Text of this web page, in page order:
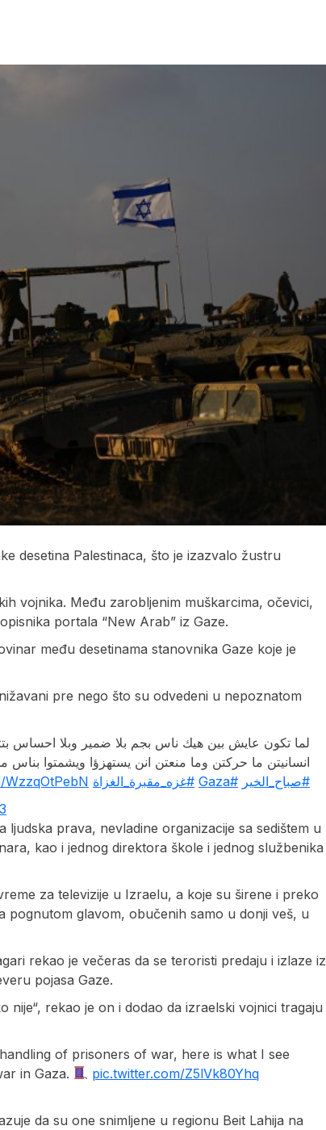
desetina Palestinaca, što je izazvalo žustru
vojnika. Među zarobljenim muškarcima, očevici,
portala “New Arab” iz Gaze.
među desetinama stanovnika Gaze koje je
pre nego što su odvedeni u nepoznatom
لما تكون عايش بين هيك ناس بجم بلا ضمير وبلا احساس
انسانيتن ما حركتن وما منعتن انن يستهزؤا ويشمتوا بناس
#صباح_الخير #Gaza #غزه_مقبرة_الغزاة WzzqOtPebN
prava, nevladine organizacije sa sedištem u
kao i jednog direktora škole i jednog službenika
za televizije u Izraelu, a koje su širene i preko
pognutom glavom, obučenih samo u donji veš, u
rekao je večeras da se teroristi predaju i izlaze iz
pojasa Gaze.
rekao je on i dodao da izraelski vojnici tragaju
of prisoners of war, here is what I see
in Gaza.
pic.twitter.com/Z5lVk80Yhq
da su one snimljene u regionu Beit Lahija na